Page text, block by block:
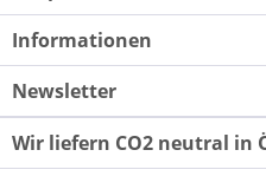
Informationen
Newsletter
Wir liefern CO2 neutral in